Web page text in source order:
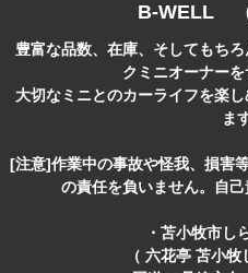
B-WELL （
豊富な品数、在庫、そしてもち
クミニオーナーを
大切なミニとのカーライフを楽
ま
[注意]作業中の事故や怪我、損害
の責任を負いません。自己
・苫小牧市し
（ 六花亭 苫小